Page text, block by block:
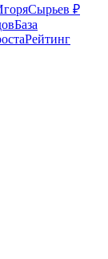
Сырьев ₽
База
Рейтинг